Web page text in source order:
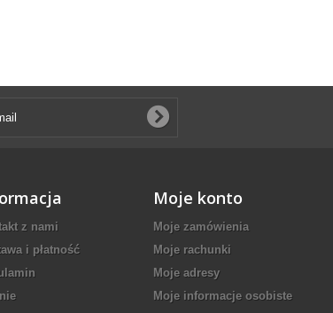
z nami
i płatność
Moje konto
Moje zamówienia
Moje rachunki
Moje adresy
Moje informacje osobiste